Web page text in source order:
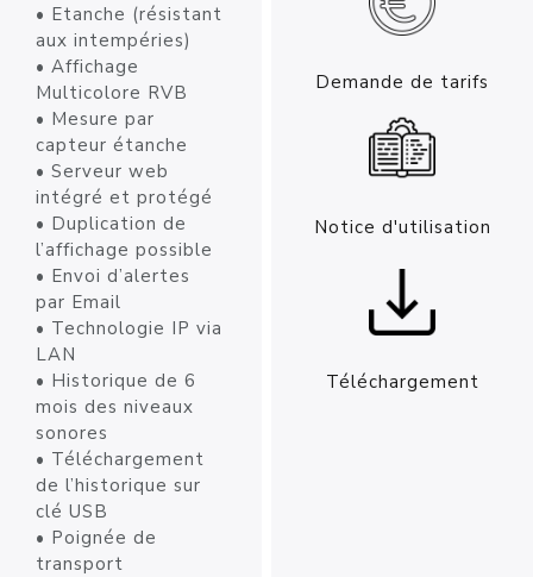
• Etanche (résistant
aux intempéries)
• Affichage
Multicolore RVB
• Mesure par
capteur étanche
• Serveur web
intégré et protégé
• Duplication de
l’affichage possible
• Envoi d’alertes
par Email
• Technologie IP via
LAN
• Historique de 6
mois des niveaux
sonores
• Téléchargement
de l’historique sur
clé USB
• Poignée de
transport
Demande de tarifs
Notice d'utilisation
Téléchargement